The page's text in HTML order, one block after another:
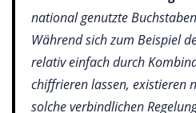
national genutzte
Während sich zum Beispiel
relativ einfach durch
chiffrieren lassen, existieren
solche verbindlichen